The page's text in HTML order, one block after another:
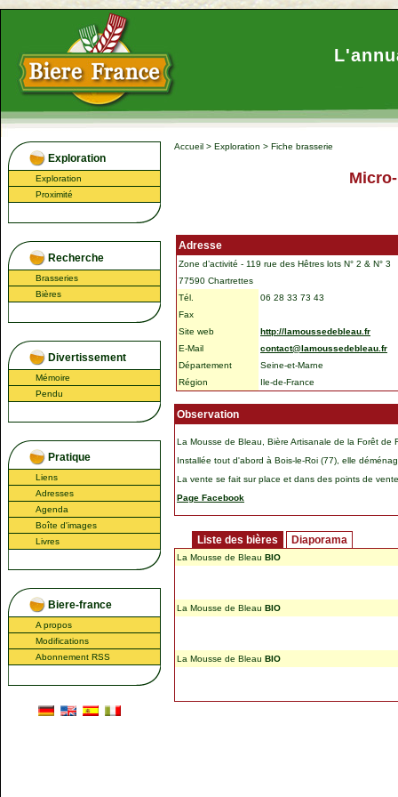
Exploration
Exploration
Proximité
Recherche
Brasseries
Bières
Divertissement
Mémoire
Pendu
Pratique
Liens
Adresses
Agenda
Boîte d'images
Livres
Biere-france
A propos
Modifications
Abonnement RSS
Accueil > Exploration > Fiche brasserie
Adresse
Zone d’activité - 119 rue des Hêtres lots N° 2 & N° 3
77590 Chartrettes
Tél.
06 28 33 73 43
Fax
Site web
http://lamoussedebleau.fr
E-Mail
contact@lamoussedebleau.fr
Département
Seine-et-Marne
Région
Ile-de-France
Observation
La Mousse de Bleau, Bière Artisanale de la Forêt de
Installée tout d'abord à Bois-le-Roi (77), elle
La vente se fait sur place et dans des points de
Page Facebook
Liste des bières Diaporama
La Mousse de Bleau BIO
La Mousse de Bleau BIO
La Mousse de Bleau BIO